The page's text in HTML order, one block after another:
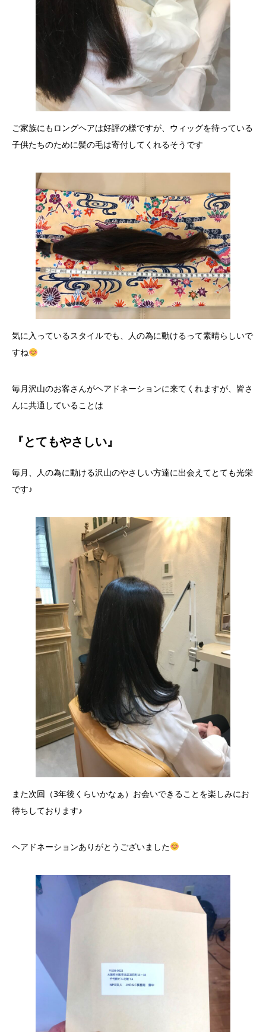
ご家族にもロングヘアは好評の様ですが、ウィッグを待っている
子供たちのために髪の毛は寄付してくれるそうです
気に入っているスタイルでも、人の為に動けるって素晴らしいで
すね
毎月沢山のお客さんがヘアドネーションに来てくれますが、皆さ
んに共通していることは
『とてもやさしい』
毎月、人の為に動ける沢山のやさしい方達に出会えてとても光栄
です♪
また次回（3年後くらいかなぁ）お会いできることを楽しみにお
待ちしております♪
ヘアドネーションありがとうございました